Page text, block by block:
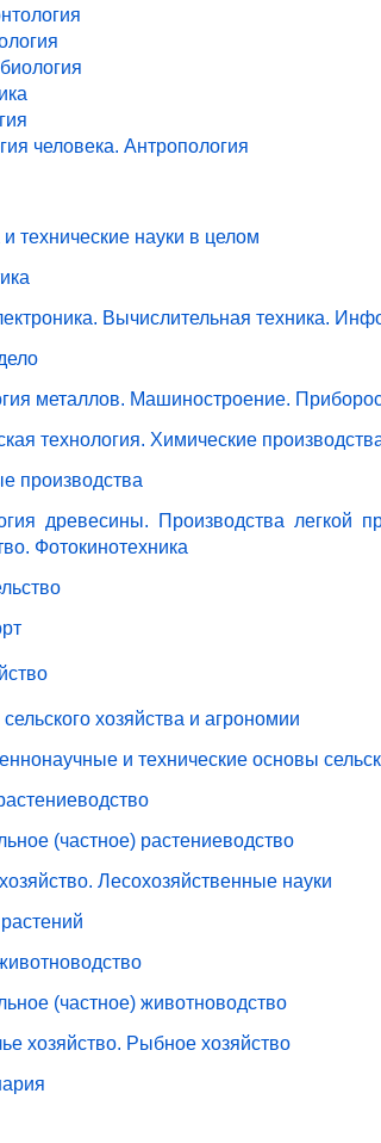
человека. Антропология
технические науки в целом
Вычислительная техника.
металлов. Машиностроение.
технология. Химические
производства
древесины. Производства легкой
Фотокинотехника
хозяйства и агрономии
и технические основы
(частное) растениеводство
Лесохозяйственные науки
(частное) животноводство
хозяйство. Рыбное хозяйство